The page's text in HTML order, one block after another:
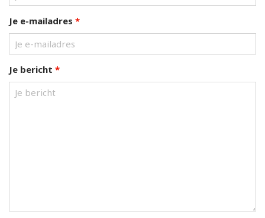
Je e-mailadres *
Je bericht *